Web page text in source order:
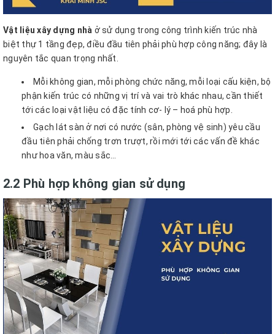
Vật liệu xây dựng nhà ở sử dụng trong công trình kiến trúc nhà
biệt thự 1 tầng đẹp, điều đầu tiên phải phù hợp công năng; đây là
nguyên tắc quan trọng nhất.
Mỗi không gian, mỗi phòng chức năng, mỗi loại cấu kiện, bộ
phận kiến trúc có những vị trí và vai trò khác nhau, cần thiết
tới các loại vật liệu có đặc tính cơ- lý – hoá phù hợp.
Gạch lát sàn ở nơi có nước (sân, phòng vệ sinh) yêu cầu
đầu tiên phải chống trơn trượt, rồi mới tới các vấn đề khác
như hoa văn, màu sắc…
2.2 Phù hợp không gian sử dụng